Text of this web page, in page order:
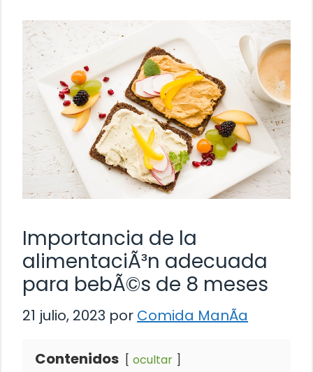
Importancia de la
alimentaciÃ³n adecuada
para bebÃ©s de 8 meses
21 julio, 2023 por Comida ManÃ­a
Contenidos ocultar